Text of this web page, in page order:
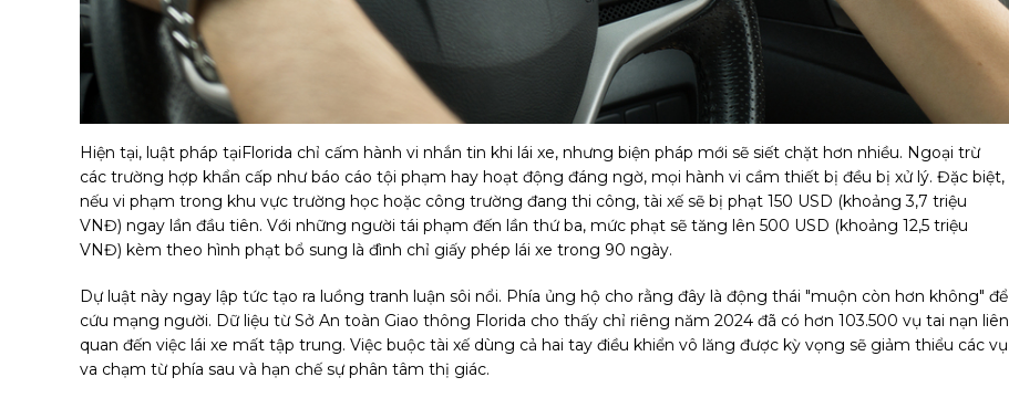
Hiện tại, luật pháp tạiFlorida chỉ cấm hành vi nhắn tin khi lái xe, nhưng biện pháp mới sẽ siết chặt hơn nhiều. Ngoại trừ
các trường hợp khẩn cấp như báo cáo tội phạm hay hoạt động đáng ngờ, mọi hành vi cầm thiết bị đều bị xử lý. Đặc biệt,
nếu vi phạm trong khu vực trường học hoặc công trường đang thi công, tài xế sẽ bị phạt 150 USD (khoảng 3,7 triệu
VNĐ) ngay lần đầu tiên. Với những người tái phạm đến lần thứ ba, mức phạt sẽ tăng lên 500 USD (khoảng 12,5 triệu
VNĐ) kèm theo hình phạt bổ sung là đình chỉ giấy phép lái xe trong 90 ngày.
Dự luật này ngay lập tức tạo ra luồng tranh luận sôi nổi. Phía ủng hộ cho rằng đây là động thái "muộn còn hơn không" để
cứu mạng người. Dữ liệu từ Sở An toàn Giao thông Florida cho thấy chỉ riêng năm 2024 đã có hơn 103.500 vụ tai nạn liên
quan đến việc lái xe mất tập trung. Việc buộc tài xế dùng cả hai tay điều khiển vô lăng được kỳ vọng sẽ giảm thiểu các vụ
va chạm từ phía sau và hạn chế sự phân tâm thị giác.